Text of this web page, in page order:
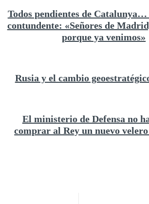
Todos pendientes de
contundente: «Señores de
porque ya venimos»
Rusia y el cambio
El ministerio de Defensa no
comprar al Rey un nuevo